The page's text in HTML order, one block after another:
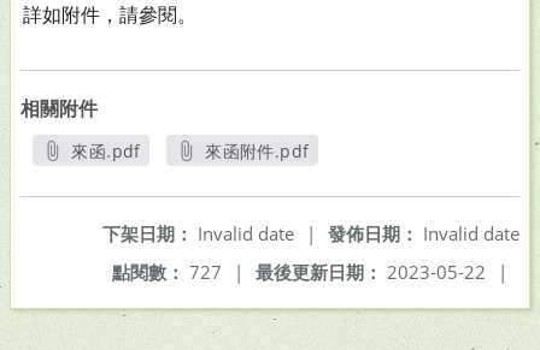
詳如附件，請參閱。
相關附件
來函.pdf
來函附件.pdf
發佈日期： Invalid date
下架日期： Invalid date
|
最後更新日期： 2023-05-22 |
點閱數： 727 |